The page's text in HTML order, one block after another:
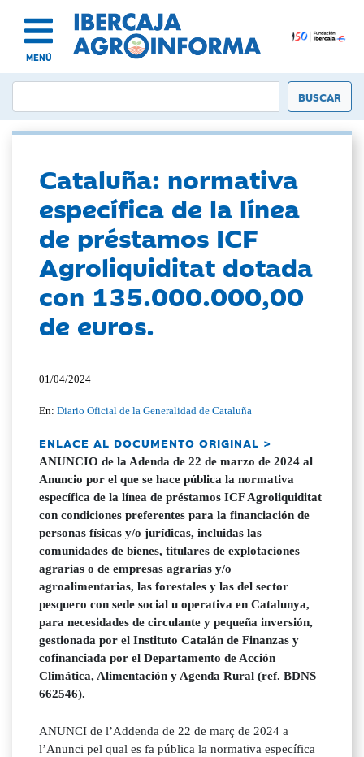
MENÚ
Cataluña: normativa
específica de la línea
de préstamos ICF
Agroliquiditat dotada
con 135.000.000,00
de euros.
01/04/2024
En:Diario Oficial de la Generalidad de Cataluña
ENLACE AL DOCUMENTO ORIGINAL >
ANUNCIO de la Adenda de 22 de marzo de 2024 al
Anuncio por el que se hace pública la normativa
específica de la línea de préstamos ICF Agroliquiditat
con condiciones preferentes para la financiación de
personas físicas y/o jurídicas, incluidas las
comunidades de bienes, titulares de explotaciones
agrarias o de empresas agrarias y/o
agroalimentarias, las forestales y las del sector
pesquero con sede social u operativa en Catalunya,
para necesidades de circulante y pequeña inversión,
gestionada por el Instituto Catalán de Finanzas y
cofinanciada por el Departamento de Acción
Climática, Alimentación y Agenda Rural (ref. BDNS
662546).
ANUNCI de l’Addenda de 22 de març de 2024 a
l’Anunci pel qual es fa pública la normativa específica